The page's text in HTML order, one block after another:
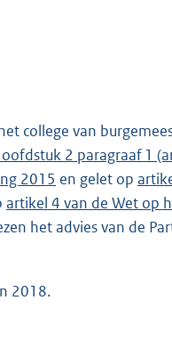
college van
2 paragraaf 1
2015 en gelet op
artikel 4 van de Wet op
het advies van de
2018.